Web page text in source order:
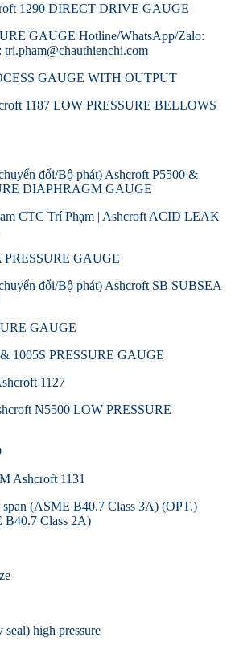
1290 DIRECT DRIVE GAUGE
GAUGE Hotline/WhatsApp/Zalo:
GAUGE WITH OUTPUT
1187 LOW PRESSURE BELLOWS
đổi/Bộ phát) Ashcroft P5500 &
DIAPHRAGM GAUGE
CTC Trí Phạm | Ashcroft ACID LEAK
PRESSURE GAUGE
đổi/Bộ phát) Ashcroft SB SUBSEA
GAUGE
1005S PRESSURE GAUGE
1127
N5500 LOW PRESSURE
Ashcroft 1131
(ASME B40.7 Class 3A) (OPT.)
B40.7 Class 2A)
high pressure